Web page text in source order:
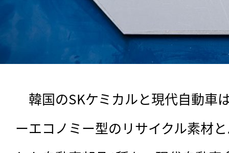
韓国のSKケミカルと現代自動車
ーエコノミー型のリサイクル素材